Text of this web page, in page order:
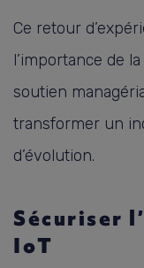
Ce retour
l’importance de
soutien
transformer un
d’évolution.
Sécuriser
IoT